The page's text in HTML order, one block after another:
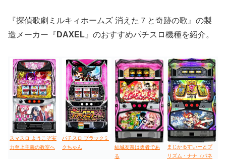
『探偵歌劇ミルキィホームズ 消えた７と奇跡の歌』の製
造メーカー『 DAXEL 』のおすすめパチスロ機種を紹介。
スマスロ ようこそ実
力至上主義の教室へ
パチスロ ブラックミ
クちゃん
結城友奈は勇者であ
る
まじかるすいーとプ
リズム・ナナ（パネ